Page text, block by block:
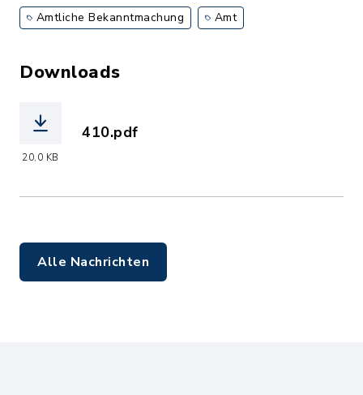
Amtliche Bekanntmachung Amt
Downloads
20,0 KB
410.pdf
Alle Nachrichten